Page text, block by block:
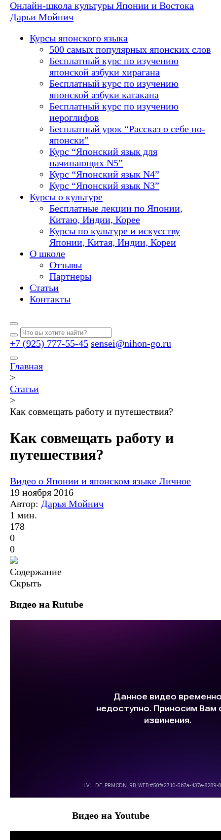
Онлайн-школа культуры Японии и Востока
Дарьи Мойнич
Курсы японского языка
500 самых популярных японских слов
Бесплатный курс по изучению
японской азбуки хирагана
Бесплатный курс по изучению
японской азбуки катакана
Бесплатный курс по изучению
иероглифов
Бесплатный урок “Рассказ о себе по-
японски”
Курс “Японский язык для
начинающих N5”
Курс “Японский язык N4”
Курс “Японский язык N3”
Курсы о культуре
Бесплатные лекции по Японии,
Китаю, Индии, Корее
Курсы по культуре и искусству
Японии, Китая, Индии, Кореи
О школе
Отзывы
Партнеры
Статьи
Контакты
+7 (925) 777-55-45 sensei@nihon-go.ru
Главная
>
Статьи
>
Как совмещать работу и путешествия?
Как совмещать работу и
путешествия?
Видео о Японии и японском языке Личное
19 ноября 2016
Автор: Дарья Мойнич
1 мин.
178
0
0
Содержание
Скрыть
Видео на Rutube
Видео на Youtube